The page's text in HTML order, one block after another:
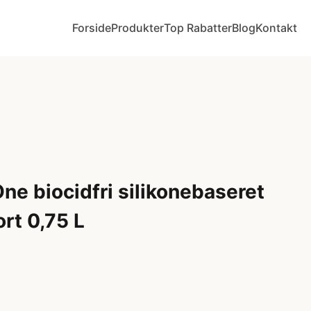
ForsideProdukterTop RabatterBlogKontakt
biocidfri silikonebaseret
0,75 L